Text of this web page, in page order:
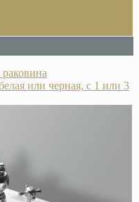
или черная, с 1 или 3